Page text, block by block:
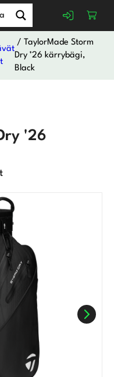
/ TaylorMade Storm
Dry ’26 kärrybägi,
Black
'26